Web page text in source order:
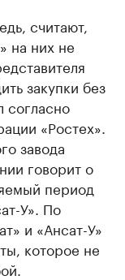
считают,
на них не
закупки без
согласно
«Ростех».
завода
говорит о
период
У». По
и «Ансат-У»
которое не